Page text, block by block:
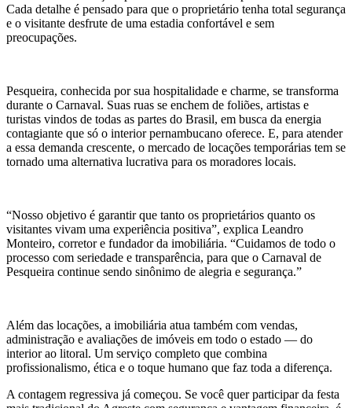
Cada detalhe é pensado para que o proprietário tenha total segurança
e o visitante desfrute de uma estadia confortável e sem
preocupações.
Pesqueira, conhecida por sua hospitalidade e charme, se transforma
durante o Carnaval. Suas ruas se enchem de foliões, artistas e
turistas vindos de todas as partes do Brasil, em busca da energia
contagiante que só o interior pernambucano oferece. E, para atender
a essa demanda crescente, o mercado de locações temporárias tem se
tornado uma alternativa lucrativa para os moradores locais.
“Nosso objetivo é garantir que tanto os proprietários quanto os
visitantes vivam uma experiência positiva”, explica Leandro
Monteiro, corretor e fundador da imobiliária. “Cuidamos de todo o
processo com seriedade e transparência, para que o Carnaval de
Pesqueira continue sendo sinônimo de alegria e segurança.”
Além das locações, a imobiliária atua também com vendas,
administração e avaliações de imóveis em todo o estado — do
interior ao litoral. Um serviço completo que combina
profissionalismo, ética e o toque humano que faz toda a diferença.
A contagem regressiva já começou. Se você quer participar da festa